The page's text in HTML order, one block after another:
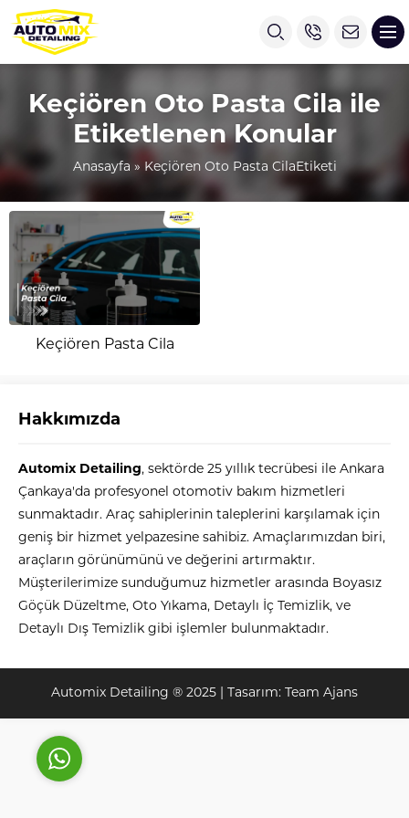
Keçiören Oto Pasta Cila ile
Etiketlenen Konular
Anasayfa » Keçiören Oto Pasta CilaEtiketi
Keçiören Pasta Cila
Hakkımızda
Automix Detailing, sektörde 25 yıllık tecrübesi ile Ankara
Çankaya'da profesyonel otomotiv bakım hizmetleri
sunmaktadır. Araç sahiplerinin taleplerini karşılamak için
geniş bir hizmet yelpazesine sahibiz. Amaçlarımızdan biri,
araçların görünümünü ve değerini artırmaktır.
Müşterilerimize sunduğumuz hizmetler arasında Boyasız
Göçük Düzeltme, Oto Yıkama, Detaylı İç Temizlik, ve
Detaylı Dış Temizlik gibi işlemler bulunmaktadır.
Automix Detailing ® 2025 | Tasarım: Team Ajans
Automix